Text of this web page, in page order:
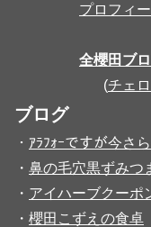
プロフィ
全櫻田ブ
(チェロ
ブログ
・ ｱﾗﾌｫｰですが今さ
・ 鼻の毛穴黒ずみつ
・ アイハーブクーポ
・ 櫻田こずえの食卓